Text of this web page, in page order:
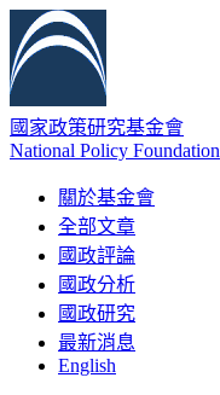
國家政策研究基金會
National Policy Foundation
關於基金會
全部文章
國政評論
國政分析
國政研究
最新消息
English